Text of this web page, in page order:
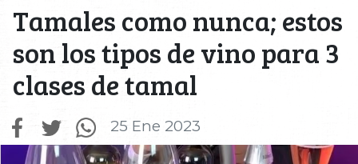
Tamales como nunca; estos
son los tipos de vino para 3
clases de tamal
25 Ene 2023